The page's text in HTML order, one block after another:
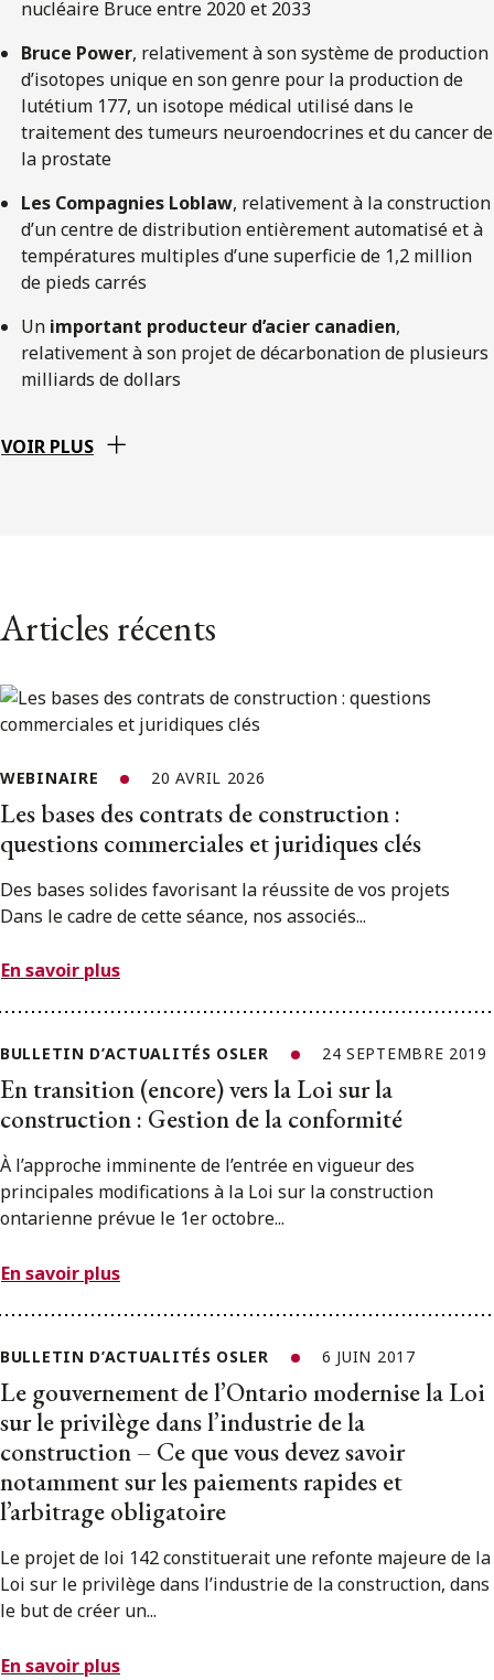
nucléaire Bruce entre 2020 et 2033
Bruce Power, relativement à son système de production
d’isotopes unique en son genre pour la production de
lutétium 177, un isotope médical utilisé dans le
traitement des tumeurs neuroendocrines et du cancer de
la prostate
Les Compagnies Loblaw, relativement à la construction
d’un centre de distribution entièrement automatisé et à
températures multiples d’une superficie de 1,2 million
de pieds carrés
Un important producteur d’acier canadien,
relativement à son projet de décarbonation de plusieurs
milliards de dollars
VOIR PLUS
Articles récents
WEBINAIRE 20 AVRIL 2026
Les bases des contrats de construction :
questions commerciales et juridiques clés
Des bases solides favorisant la réussite de vos projets
Dans le cadre de cette séance, nos associés...
En savoir plus
BULLETIN D’ACTUALITÉS OSLER 24 SEPTEMBRE 2019
En transition (encore) vers la Loi sur la
construction : Gestion de la conformité
À l’approche imminente de l’entrée en vigueur des
principales modifications à la Loi sur la construction
ontarienne prévue le 1er octobre...
En savoir plus
BULLETIN D’ACTUALITÉS OSLER 6 JUIN 2017
Le gouvernement de l’Ontario modernise la Loi
sur le privilège dans l’industrie de la
construction – Ce que vous devez savoir
notamment sur les paiements rapides et
l’arbitrage obligatoire
Le projet de loi 142 constituerait une refonte majeure de la
Loi sur le privilège dans l’industrie de la construction, dans
le but de créer un...
En savoir plus